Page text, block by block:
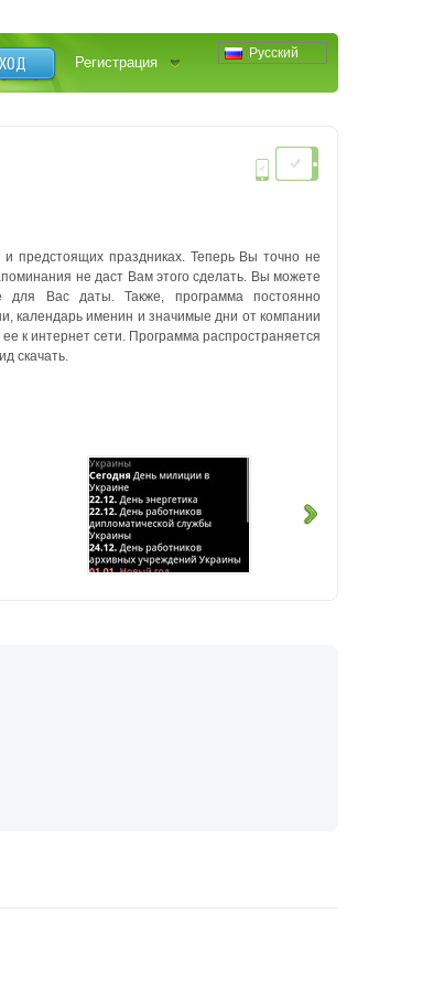
Русский
Регистрация
предстоящих праздниках. Теперь Вы точно не
не даст Вам этого сделать. Вы можете
для Вас даты. Также, программа постоянно
календарь именин и значимые дни от компании
к интернет сети. Программа распространяется
скачать.